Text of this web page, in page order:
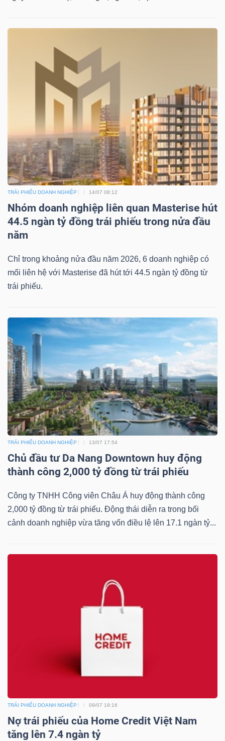
TRÁI PHIẾU DOANH NGHIỆP 14/07 08:12
Nhóm doanh nghiệp liên quan Masterise hút
44.5 ngàn tỷ đồng trái phiếu trong nửa đầu
năm
Chỉ trong khoảng nửa đầu năm 2026, 6 doanh nghiệp có
mối liên hệ với Masterise đã hút tới 44.5 ngàn tỷ đồng từ
trái phiếu.
TRÁI PHIẾU DOANH NGHIỆP 13/07 17:54
Chủ đầu tư Da Nang Downtown huy động
thành công 2,000 tỷ đồng từ trái phiếu
Công ty TNHH Công viên Châu Á huy động thành công
2,000 tỷ đồng từ trái phiếu. Động thái diễn ra trong bối
cảnh doanh nghiệp vừa tăng vốn điều lệ lên 17.1 ngàn tỷ...
TRÁI PHIẾU DOANH NGHIỆP 09/07 19:16
Nợ trái phiếu của Home Credit Việt Nam
tăng lên 7.4 ngàn tỷ